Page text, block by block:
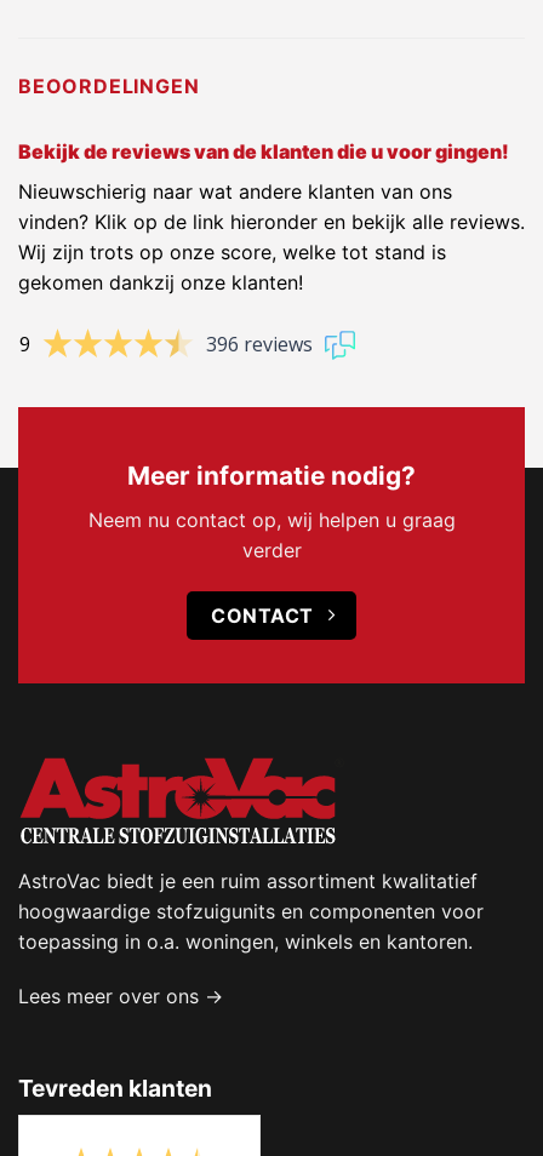
BEOORDELINGEN
Bekijk de reviews van de klanten die u voor gingen!
Nieuwschierig naar wat andere klanten van ons
vinden? Klik op de link hieronder en bekijk alle reviews.
Wij zijn trots op onze score, welke tot stand is
gekomen dankzij onze klanten!
9 396 reviews
Meer informatie nodig?
Neem nu contact op, wij helpen u graag
verder
CONTACT
AstroVac biedt je een ruim assortiment kwalitatief
hoogwaardige stofzuigunits en componenten voor
toepassing in o.a. woningen, winkels en kantoren.
Lees meer over ons →
Tevreden klanten